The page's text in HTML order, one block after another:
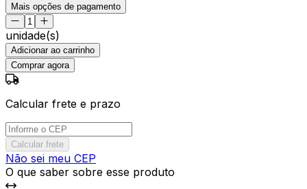
Mais opções de pagamento
unidade(s)
Adicionar ao carrinho
Comprar agora
Calcular frete e prazo
Calcular frete
Não sei meu CEP
O que saber sobre esse produto